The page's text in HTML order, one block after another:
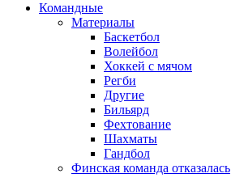
Командные
Материалы
Баскетбол
Волейбол
Хоккей с мячом
Регби
Другие
Бильярд
Фехтование
Шахматы
Гандбол
Финская команда отказалась